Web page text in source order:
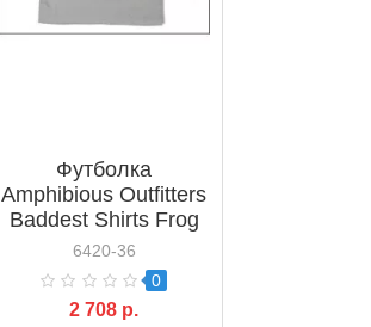
Футболка
Amphibious Outfitters
Baddest Shirts Frog
(D0036w)
6420-36
0
2 708 р.